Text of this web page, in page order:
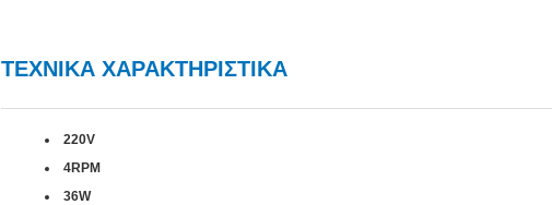
TΕΧΝΙΚΑ ΧΑΡΑΚΤΗΡΙΣΤΙΚΑ
220V
4RPM
36W